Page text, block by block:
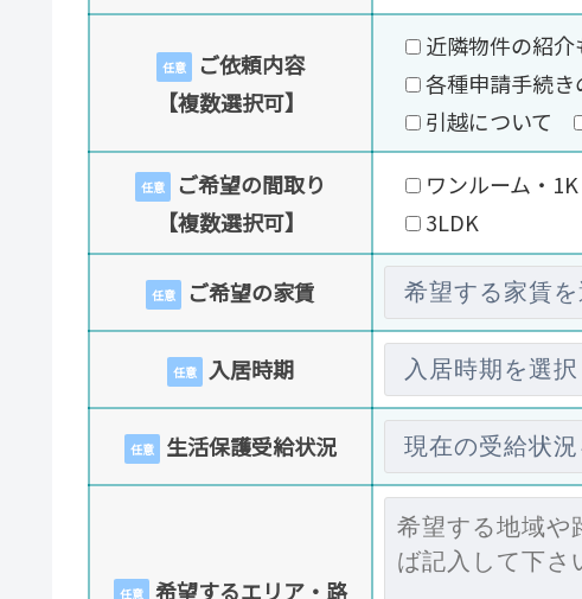
任意
ご依頼内容
【複数選択可】
近隣物件の紹介
各種申請手続き
引越について
任意
ご希望の間取り
【複数選択可】
ワンルーム・1K
3LDK
任意 ご希望の家賃
任意 入居時期
任意 生活保護受給状況
任意 希望するエリア・路